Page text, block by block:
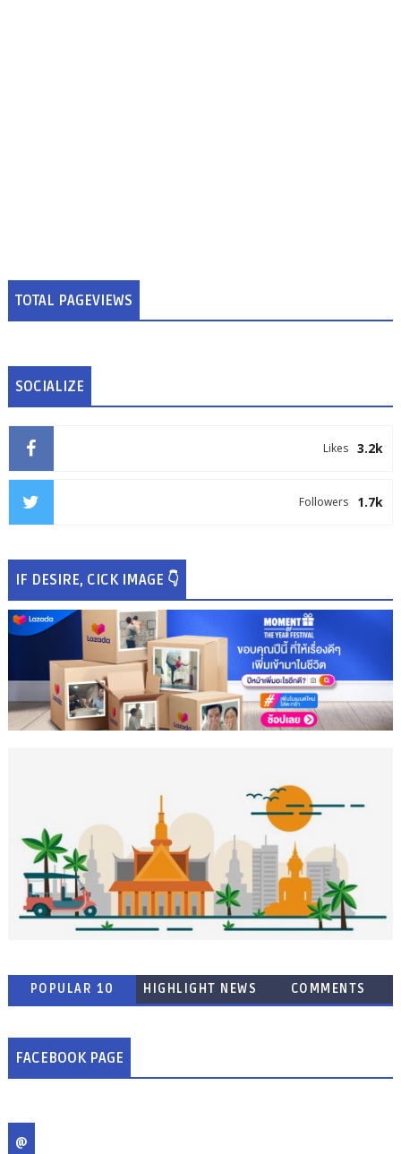
TOTAL PAGEVIEWS
SOCIALIZE
3.2k
Likes
1.7k
Followers
IF DESIRE, CICK IMAGE 👇
POPULAR 10 HIGHLIGHT NEWS COMMENTS
FACEBOOK PAGE
@